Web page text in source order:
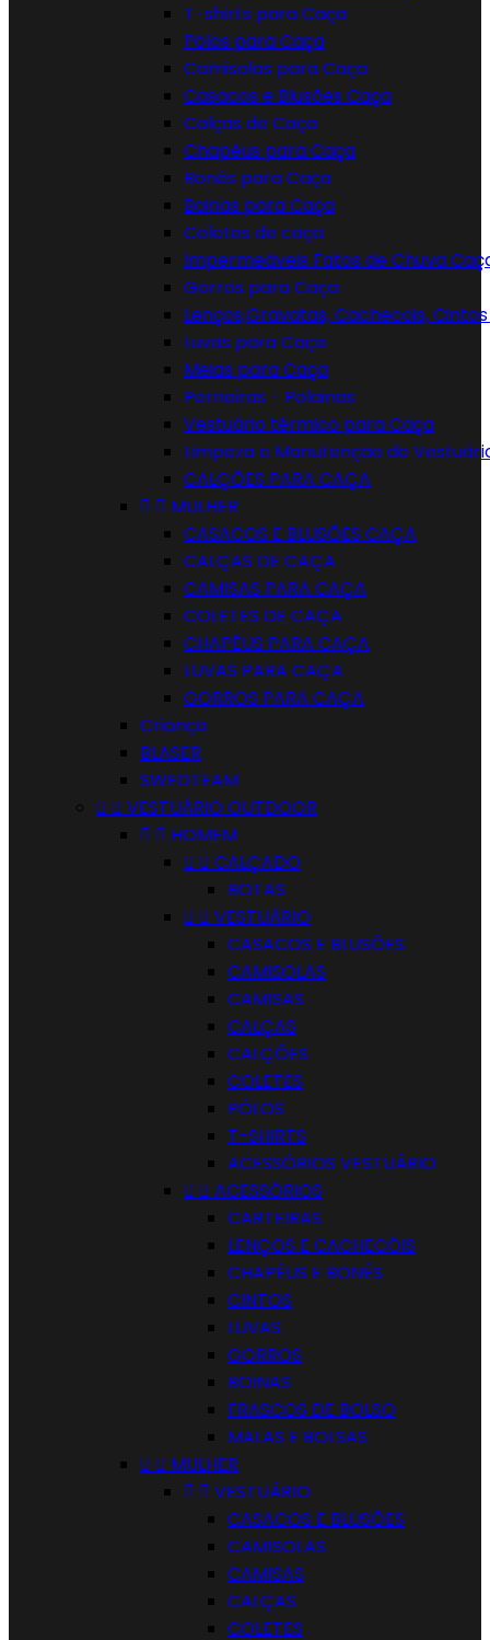
T-shirts para Caça
Pólos para Caça
Camisolas para Caça
Casacos e Blusões Caça
Calças de Caça
Chapéus para Caça
Bonés para Caça
Boinas para Caça
Coletes de caça
Impermeáveis Fatos de Chuva
Gorros para Caça
Lenços,Gravatas, Cachecois,
Luvas para Caça
Meias para Caça
Perneiras - Polainas
Vestuário térmico para Caça
Limpeza e Manutenção de
CALÇÕES PARA CAÇA
  MULHER
CASACOS E BLUSÕES CAÇA
CALÇAS DE CAÇA
CAMISAS PARA CAÇA
COLETES DE CAÇA
CHAPÉUS PARA CAÇA
LUVAS PARA CAÇA
GORROS PARA CAÇA
Criança
BLASER
SWEDTEAM
  VESTUÁRIO OUTDOOR
  HOMEM
  CALÇADO
BOTAS
  VESTUÁRIO
CASACOS E BLUSÕES
CAMISOLAS
CAMISAS
CALÇAS
CALÇÕES
COLETES
PÓLOS
T-SHIRTS
ACESSÓRIOS VESTUÁRIO
  ACESSÓRIOS
CARTEIRAS
LENÇOS E CACHECÓIS
CHAPÉUS E BONÉS
CINTOS
LUVAS
GORROS
BOINAS
FRASCOS DE BOLSO
MALAS E BOLSAS
  MULHER
  VESTUÁRIO
CASACOS E BLUSÕES
CAMISOLAS
CAMISAS
CALÇAS
COLETES